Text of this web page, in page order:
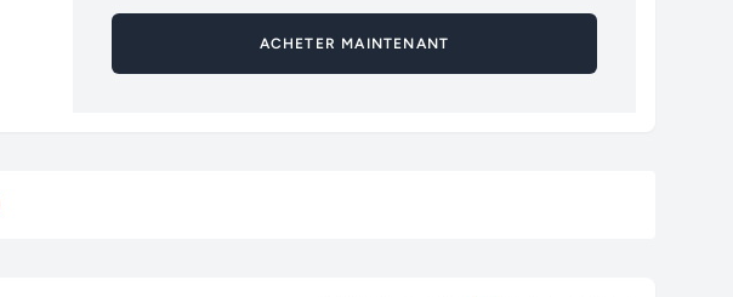
ACHETER MAINTENANT